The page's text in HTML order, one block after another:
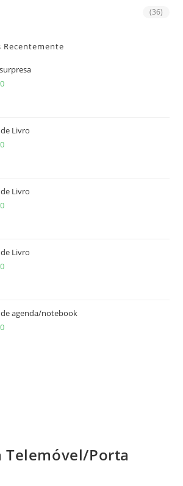
(36)
Livro
Livro
Livro
de agenda/notebook
Telemóvel/Porta